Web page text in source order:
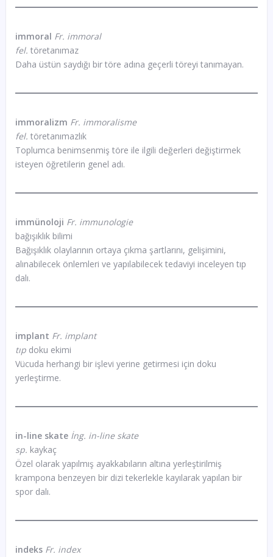
immoral Fr. immoral
fel. töretanımaz
Daha üstün saydığı bir töre adına geçerli töreyi tanımayan.
immoralizm Fr. immoralisme
fel. töretanımazlık
Toplumca benimsenmiş töre ile ilgili değerleri değiştirmek
isteyen öğretilerin genel adı.
immünoloji Fr. immunologie
bağışıklık bilimi
Bağışıklık olaylarının ortaya çıkma şartlarını, gelişimini,
alınabilecek önlemleri ve yapılabilecek tedaviyi inceleyen tıp
dalı.
implant Fr. implant
tıp doku ekimi
Vücuda herhangi bir işlevi yerine getirmesi için doku
yerleştirme.
in-line skateİng. in-line skate
sp. kaykaç
Özel olarak yapılmış ayakkabıların altına yerleştirilmiş
krampona benzeyen bir dizi tekerlekle kayılarak yapılan bir
spor dalı.
indeksFr. index